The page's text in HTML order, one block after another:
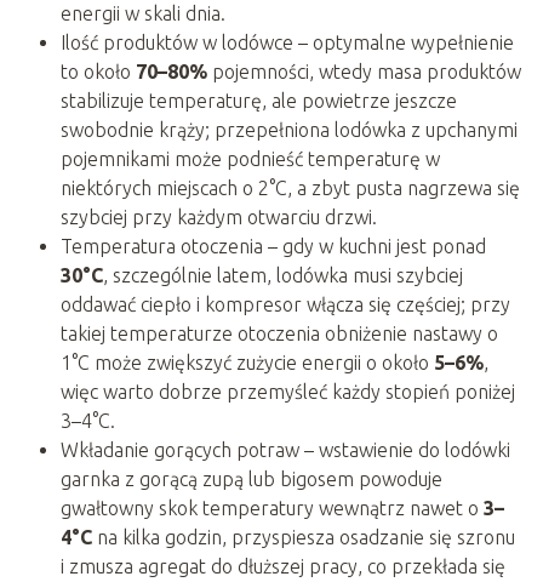
energii w skali dnia.
Ilość produktów w lodówce – optymalne wypełnienie
to około 70–80%pojemności, wtedy masa produktów
stabilizuje temperaturę, ale powietrze jeszcze
swobodnie krąży; przepełniona lodówka z upchanymi
pojemnikami może podnieść temperaturę w
niektórych miejscach o 2°C, a zbyt pusta nagrzewa się
szybciej przy każdym otwarciu drzwi.
Temperatura otoczenia – gdy w kuchni jest ponad
30°C, szczególnie latem, lodówka musi szybciej
oddawać ciepło i kompresor włącza się częściej; przy
takiej temperaturze otoczenia obniżenie nastawy o
1°C może zwiększyć zużycie energii o około 5–6%,
więc warto dobrze przemyśleć każdy stopień poniżej
3–4°C.
Wkładanie gorących potraw – wstawienie do lodówki
garnka z gorącą zupą lub bigosem powoduje
gwałtowny skok temperatury wewnątrz nawet o 3–
4°Cna kilka godzin, przyspiesza osadzanie się szronu
i zmusza agregat do dłuższej pracy, co przekłada się